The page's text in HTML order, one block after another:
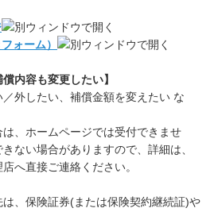
ォーム）
内容も変更したい】
／外したい、補償金額を変えたい な
、ホームページでは受付できませ
ない場合がありますので、詳細は、
へ直接ご連絡ください。
、保険証券(または保険契約継続証)や